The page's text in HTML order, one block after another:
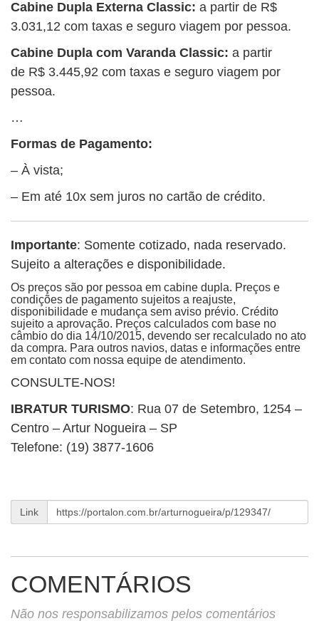
Cabine Dupla Externa Classic: a partir de R$
3.031,12 com taxas e seguro viagem por pessoa.
Cabine Dupla com Varanda Classic: a partir
de R$ 3.445,92 com taxas e seguro viagem por
pessoa.
…
Formas de Pagamento:
– À vista;
– Em até 10x sem juros no cartão de crédito.
Importante: Somente cotizado, nada reservado.
Sujeito a alterações e disponibilidade.
Os preços são por pessoa em cabine dupla. Preços e
condições de pagamento sujeitos a reajuste,
disponibilidade e mudança sem aviso prévio. Crédito
sujeito a aprovação. Preços calculados com base no
câmbio do dia 14/10/2015, devendo ser recalculado no ato
da compra. Para outros navios, datas e informações entre
em contato com nossa equipe de atendimento.
CONSULTE-NOS!
IBRATUR TURISMO: Rua 07 de Setembro, 1254 –
Centro – Artur Nogueira – SP
Telefone: (19) 3877-1606
Link
COMENTÁRIOS
Não nos responsabilizamos pelos comentários